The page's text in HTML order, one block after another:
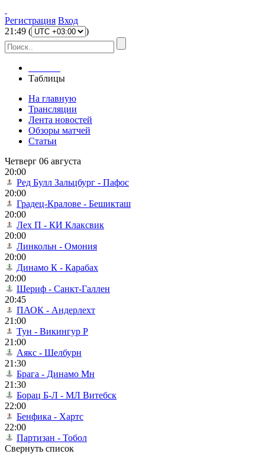
Регистрация Вход
21 :49 ( )
Таблицы
На главную
Трансляции
Лента новостей
Обзоры матчей
Статьи
Четверг 06 августа
20:00
Ред Булл Зальцбург - Пафос
20:00
Градец-Кралове - Бешикташ
20:00
Лех П - КИ Клаксвик
20:00
Линкольн - Омония
20:00
Динамо К - Карабах
20:00
Шериф - Санкт-Галлен
20:45
ПАОК - Андерлехт
21:00
Тун - Викингур Р
21:00
Аякс - Шелбурн
21:30
Брага - Динамо Мн
21:30
Борац Б-Л - МЛ Витебск
22:00
Бенфика - Хартс
22:00
Партизан - Тобол
Свернуть список